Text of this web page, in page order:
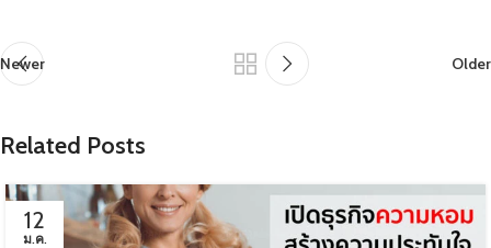
Newer Older
Related Posts
12
ม.ค.